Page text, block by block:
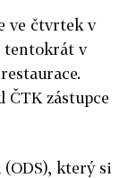
ve čtvrtek v
tentokrát v
zástupce
který si